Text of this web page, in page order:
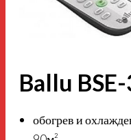
Ballu
обогрев и